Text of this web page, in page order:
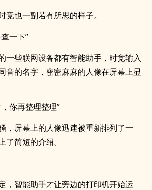
竞也一副若有所思的样子。
一下”
一些联网设备都有智能助手，时竞输入
音的名字，密密麻麻的人像在屏幕上显
你再整理整理”
，屏幕上的人像迅速被重新排列了一
了简短的介绍。
，智能助手才让旁边的打印机开始运